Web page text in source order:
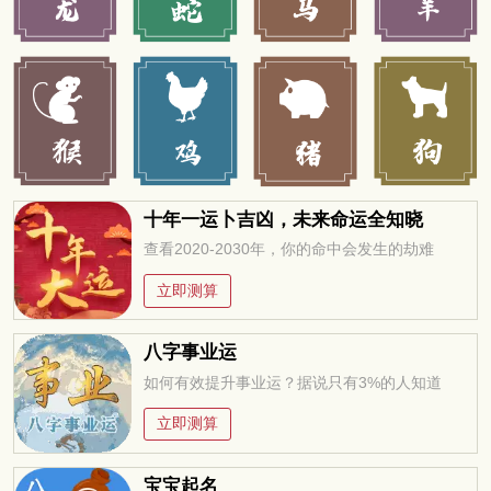
十年一运卜吉凶，未来命运全知晓
查看2020-2030年，你的命中会发生的劫难
立即测算
八字事业运
如何有效提升事业运？据说只有3%的人知道
立即测算
宝宝起名